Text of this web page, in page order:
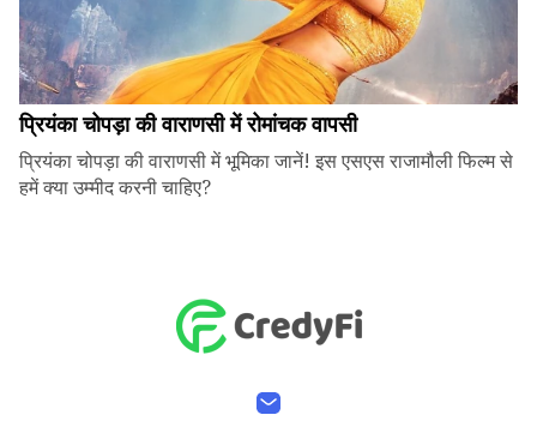
प्रियंका चोपड़ा की वाराणसी में रोमांचक वापसी
प्रियंका चोपड़ा की वाराणसी में भूमिका जानें! इस एसएस राजामौली फिल्म से
हमें क्या उम्मीद करनी चाहिए?